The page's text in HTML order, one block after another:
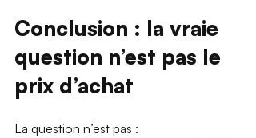
Conclusion : la vraie
question n’est pas le
prix d’achat
La question n’est pas :